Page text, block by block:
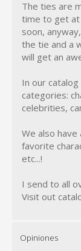
The ties are
time to get at
soon,
the tie and a
will get an
In our
categories:
celebrities,
We also
favorite
etc...!
I send to all
Visit out
Opiniones